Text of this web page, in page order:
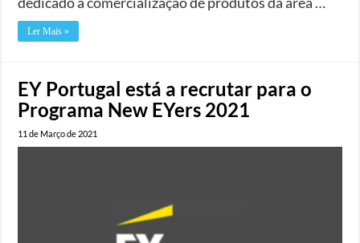
Ler Mais »
EY Portugal está a recrutar para o
Programa New EYers 2021
11 de Março de 2021